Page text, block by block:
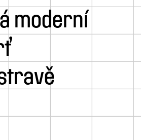
moderní